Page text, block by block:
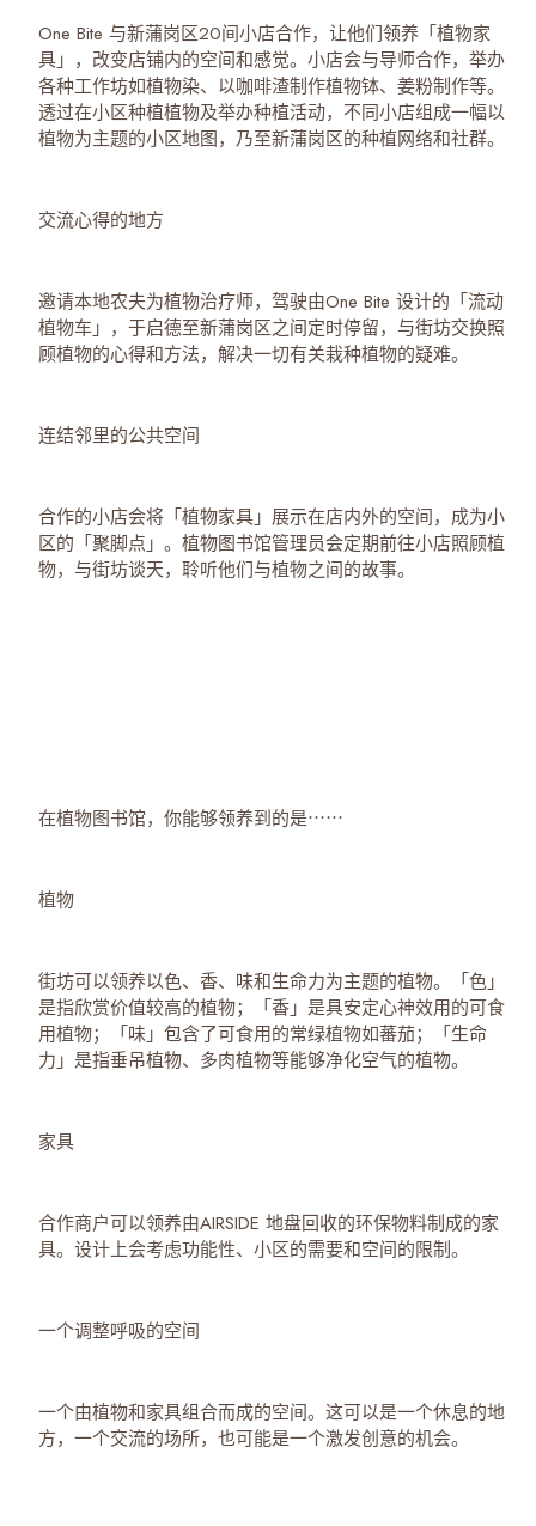
One Bite 与新蒲岗区20间小店合作，让他们领养「植物家
具」，改变店铺内的空间和感觉。小店会与导师合作，举办
各种工作坊如植物染、以咖啡渣制作植物钵、姜粉制作等。
透过在小区种植植物及举办种植活动，不同小店组成一幅以
植物为主题的小区地图，乃至新蒲岗区的种植网络和社群。
交流心得的地方
邀请本地农夫为植物治疗师，驾驶由One Bite 设计的「流动
植物车」，于启德至新蒲岗区之间定时停留，与街坊交换照
顾植物的心得和方法，解决一切有关栽种植物的疑难。
连结邻里的公共空间
合作的小店会将「植物家具」展示在店内外的空间，成为小
区的「聚脚点」。植物图书馆管理员会定期前往小店照顾植
物，与街坊谈天，聆听他们与植物之间的故事。
在植物图书馆，你能够领养到的是⋯⋯
植物
街坊可以领养以色、香、味和生命力为主题的植物。「色」
是指欣赏价值较高的植物；「香」是具安定心神效用的可食
用植物；「味」包含了可食用的常绿植物如蕃茄；「生命
力」是指垂吊植物、多肉植物等能够净化空气的植物。
家具
合作商户可以领养由AIRSIDE 地盘回收的环保物料制成的家
具。设计上会考虑功能性、小区的需要和空间的限制。
一个调整呼吸的空间
一个由植物和家具组合而成的空间。这可以是一个休息的地
方，一个交流的场所，也可能是一个激发创意的机会。